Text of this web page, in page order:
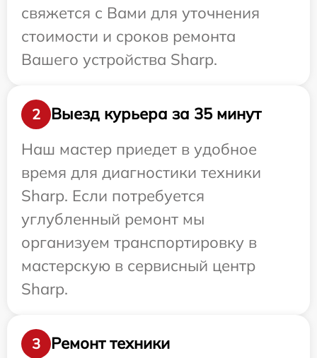
свяжется с Вами для уточнения
стоимости и сроков ремонта
Вашего устройства Sharp.
2
Выезд курьера за 35 минут
Наш мастер приедет в удобное
время для диагностики техники
Sharp. Если потребуется
углубленный ремонт мы
организуем транспортировку в
мастерскую в сервисный центр
Sharp.
3 Ремонт техники